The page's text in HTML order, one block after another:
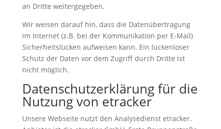
an Dritte weitergegeben.
Wir weisen darauf hin, dass die Datenübertragung
im Internet (z.B. bei der Kommunikation per E-Mail)
Sicherheitslücken aufweisen kann. Ein lückenloser
Schutz der Daten vor dem Zugriff durch Dritte ist
nicht möglich.
Datenschutzerklärung für die
Nutzung von etracker
Unsere Webseite nutzt den Analysedienst etracker.